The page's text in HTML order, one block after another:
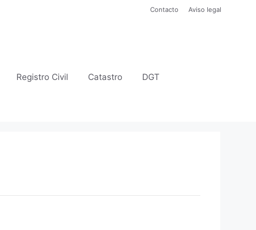
Contacto Aviso legal
Registro Civil Catastro DGT